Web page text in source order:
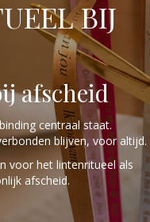
BIJ
afscheid
centraal staat.
blijven, voor altijd.
voor het lintenritueel als
afscheid.